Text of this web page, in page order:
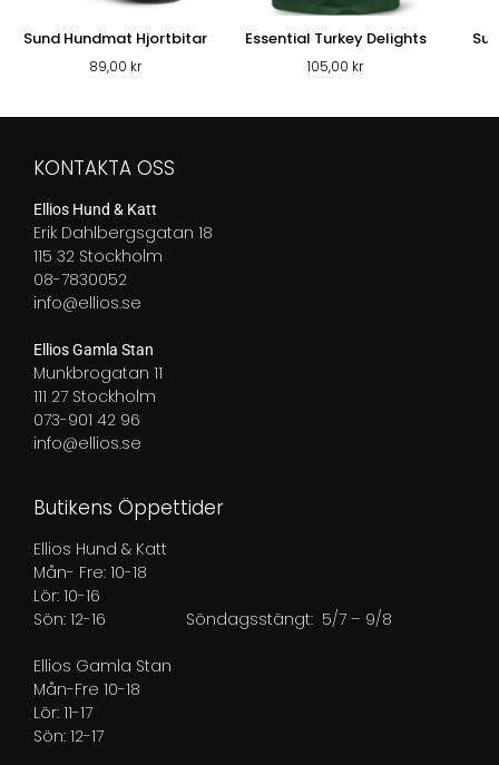
Sund Hundmat Hjortbitar
89,00 kr
Essential Turkey Delights
105,00 kr
KONTAKTA OSS
Ellios Hund & Katt
Erik Dahlbergsgatan 18
115 32 Stockholm
08-7830052
info@ellios.se
Ellios Gamla Stan
Munkbrogatan 11
111 27 Stockholm
073-901 42 96
info@ellios.se
Butikens Öppettider
Ellios Hund & Katt
Mån- Fre: 10-18
Lör: 10-16
Sön: 12-16 Söndagsstängt: 5/7 – 9/8
Ellios Gamla Stan
Mån-Fre 10-18
Lör: 11-17
Sön: 12-17